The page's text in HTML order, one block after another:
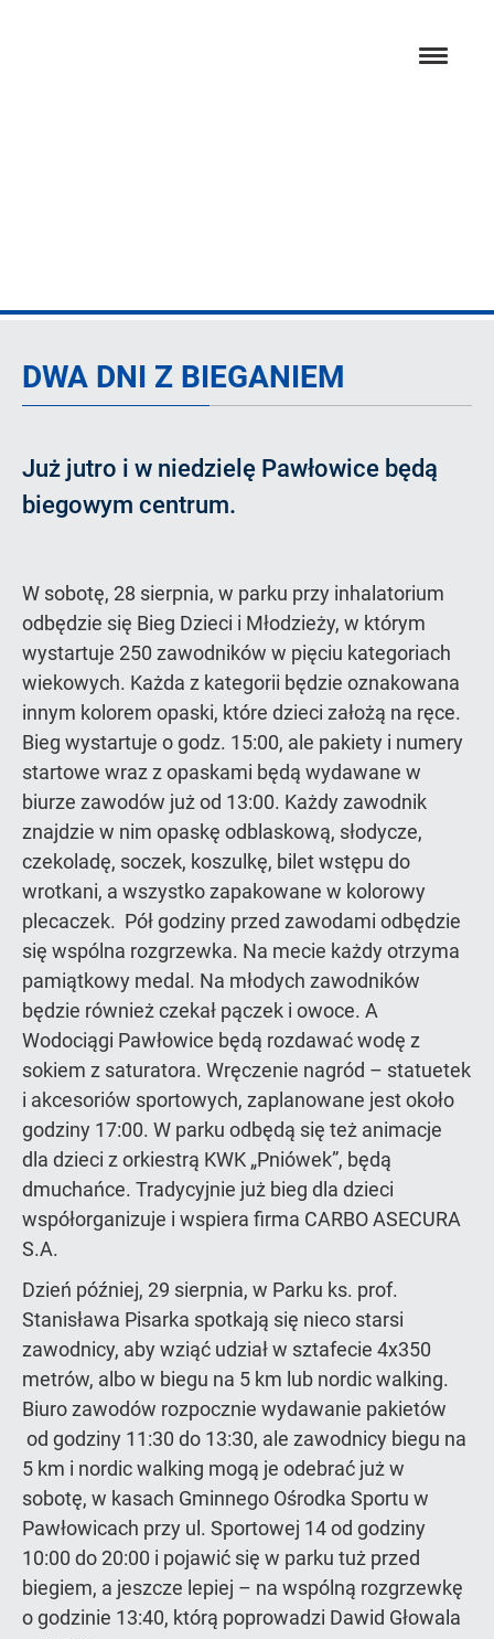
DWA DNI Z BIEGANIEM
Już jutro i w niedzielę Pawłowice będą
biegowym centrum.
W sobotę, 28 sierpnia, w parku przy inhalatorium
odbędzie się Bieg Dzieci i Młodzieży, w którym
wystartuje 250 zawodników w pięciu kategoriach
wiekowych. Każda z kategorii będzie oznakowana
innym kolorem opaski, które dzieci założą na ręce.
Bieg wystartuje o godz. 15:00, ale pakiety i numery
startowe wraz z opaskami będą wydawane w
biurze zawodów już od 13:00. Każdy zawodnik
znajdzie w nim opaskę odblaskową, słodycze,
czekoladę, soczek, koszulkę, bilet wstępu do
wrotkani, a wszystko zapakowane w kolorowy
plecaczek. Pół godziny przed zawodami odbędzie
się wspólna rozgrzewka. Na mecie każdy otrzyma
pamiątkowy medal. Na młodych zawodników
będzie również czekał pączek i owoce. A
Wodociągi Pawłowice będą rozdawać wodę z
sokiem z saturatora. Wręczenie nagród – statuetek
i akcesoriów sportowych, zaplanowane jest około
godziny 17:00. W parku odbędą się też animacje
dla dzieci z orkiestrą KWK „Pniówek”, będą
dmuchańce. Tradycyjnie już bieg dla dzieci
współorganizuje i wspiera firma CARBO ASECURA
S.A.
Dzień później, 29 sierpnia, w Parku ks. prof.
Stanisława Pisarka spotkają się nieco starsi
zawodnicy, aby wziąć udział w sztafecie 4x350
metrów, albo w biegu na 5 km lub nordic walking.
Biuro zawodów rozpocznie wydawanie pakietów
od godziny 11:30 do 13:30, ale zawodnicy biegu na
5 km i nordic walking mogą je odebrać już w
sobotę, w kasach Gminnego Ośrodka Sportu w
Pawłowicach przy ul. Sportowej 14 od godziny
10:00 do 20:00 i pojawić się w parku tuż przed
biegiem, a jeszcze lepiej – na wspólną rozgrzewkę
o godzinie 13:40, którą poprowadzi Dawid Głowala